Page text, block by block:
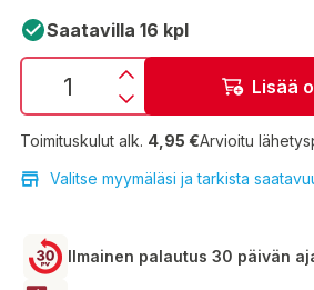
Saatavilla 16 kpl
Lisää
Toimituskulut alk. 4,95 €Arvioitu
Valitse myymäläsi ja tarkista
Ilmainen palautus 30 päivän